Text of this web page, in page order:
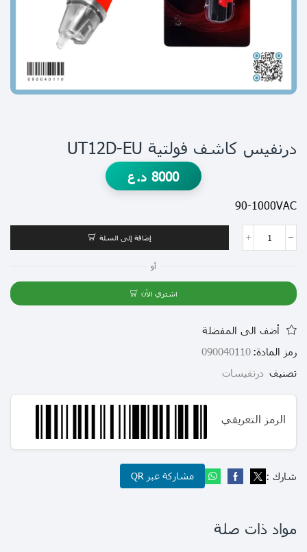
درنفيس كاشف فولتية UT12D-EU
8000 د.ع
90-1000VAC
إضافة إلى السلة
أو
اشتري الآن
أضف الى المفضلة
رمز المادة: 090040110
تصنيف درنفيسات
الرمز التعريفي
شارك : مشاركة عبر QR
مواد ذات صلة